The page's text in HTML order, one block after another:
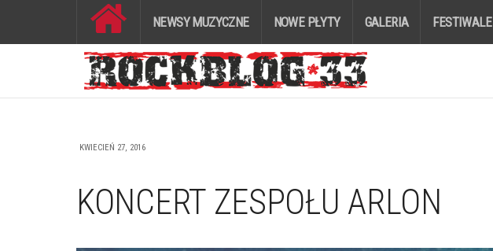
NEWSY MUZYCZNE NOWE PŁYTY GALERIA FESTIWALE
KWIECIEŃ 27, 2016
KONCERT ZESPOŁU ARLON